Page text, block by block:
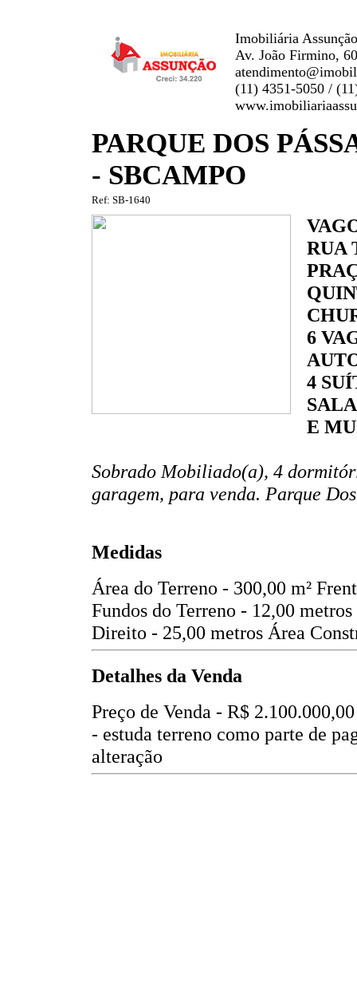
Imobiliária
Av. João Firmino,
(11) 4351-5050 /
PARQUE DOS
- SBCAMPO
Ref: SB-1640
RUA
6
4
E
Sobrado Mobiliado(a), 4
garagem, para venda. Parque
Medidas
Área do Terreno - 300,00 m²
Fundos do Terreno - 12,00 metros
Direito - 25,00 metros Área
Detalhes da Venda
Preço de Venda - R$ 2.100.000,00
- estuda terreno como parte de
alteração